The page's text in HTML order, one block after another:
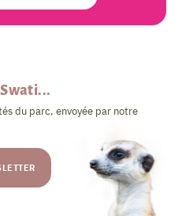
du parc, envoyée par notre